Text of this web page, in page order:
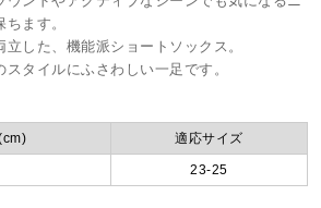
ます。
した、機能派ショートソックス。
タイルにふさわしい一足です。
適応サイズ
23-25